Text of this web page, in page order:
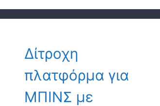
Δίτροχη
πλατφόρμα για
ΜΠΙΝΣ με